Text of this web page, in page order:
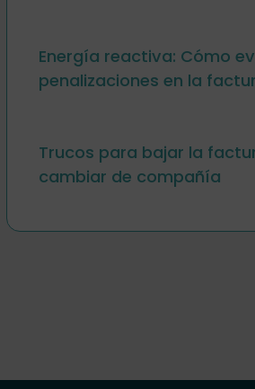
Energía reactiva: Cómo
penalizaciones en la
Trucos para bajar la
cambiar de compañía